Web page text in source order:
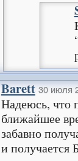
Barett 30 июля
Надеюсь, что
ближайшее
забавно
и получается